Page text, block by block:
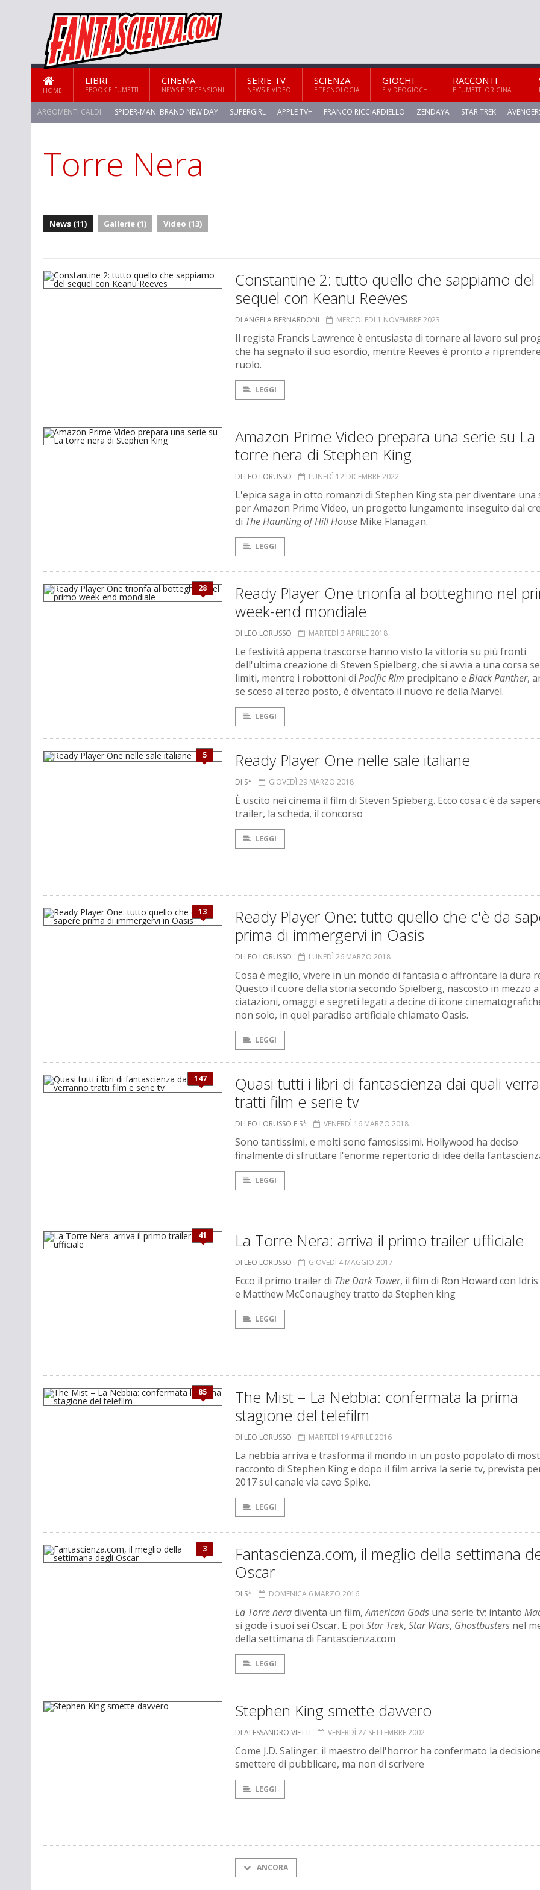
HOME
LIBRI
EBOOK E FUMETTI
CINEMA
NEWS E RECENSIONI
SERIE TV
NEWS E VIDEO
SCIENZA
E TECNOLOGIA
GIOCHI
E VIDEOGIOCHI
RACCONTI
E FUMETTI ORIGINALI
ARGOMENTI CALDI: SPIDER-MAN: BRAND NEW DAY SUPERGIRL APPLE TV+ FRANCO RICCIARDIELLO ZENDAYA STAR TREK
Torre Nera
News (11) Gallerie (1) Video (13)
Constantine 2: tutto quello che sappiamo del
sequel con Keanu Reeves
DI ANGELA BERNARDONI MERCOLEDÌ 1 NOVEMBRE 2023
Il regista Francis Lawrence è entusiasta di tornare al lavoro sul
che ha segnato il suo esordio, mentre Reeves è pronto a
ruolo.
LEGGI
Amazon Prime Video prepara una serie su La
torre nera di Stephen King
DI LEO LORUSSO LUNEDÌ 12 DICEMBRE 2022
L'epica saga in otto romanzi di Stephen King sta per diventare una
per Amazon Prime Video, un progetto lungamente inseguito dal
di The Haunting of Hill House Mike Flanagan.
LEGGI
28
Ready Player One trionfa al botteghino nel
week-end mondiale
DI LEO LORUSSO MARTEDÌ 3 APRILE 2018
Le festività appena trascorse hanno visto la vittoria su più fronti
dell'ultima creazione di Steven Spielberg, che si avvia a una corsa
limiti, mentre i robottoni di Pacific Rim precipitano e Black Panther,
se sceso al terzo posto, è diventato il nuovo re della Marvel.
LEGGI
5 Ready Player One nelle sale italiane
DI S* GIOVEDÌ 29 MARZO 2018
È uscito nei cinema il film di Steven Spieberg. Ecco cosa c'è da
trailer, la scheda, il concorso
LEGGI
13
Ready Player One: tutto quello che c'è da
prima di immergervi in Oasis
DI LEO LORUSSO LUNEDÌ 26 MARZO 2018
Cosa è meglio, vivere in un mondo di fantasia o affrontare la dura
Questo il cuore della storia secondo Spielberg, nascosto in mezzo a
ciatazioni, omaggi e segreti legati a decine di icone
non solo, in quel paradiso artificiale chiamato Oasis.
LEGGI
147
Quasi tutti i libri di fantascienza dai quali
tratti film e serie tv
DI LEO LORUSSO E S* VENERDÌ 16 MARZO 2018
Sono tantissimi, e molti sono famosissimi. Hollywood ha deciso
finalmente di sfruttare l'enorme repertorio di idee della
LEGGI
41 La Torre Nera: arriva il primo trailer ufficiale
DI LEO LORUSSO GIOVEDÌ 4 MAGGIO 2017
Ecco il primo trailer di The Dark Tower, il film di Ron Howard con Idris
e Matthew McConaughey tratto da Stephen king
LEGGI
85
The Mist – La Nebbia: confermata la prima
stagione del telefilm
DI LEO LORUSSO MARTEDÌ 19 APRILE 2016
La nebbia arriva e trasforma il mondo in un posto popolato di
racconto di Stephen King e dopo il film arriva la serie tv, prevista
2017 sul canale via cavo Spike.
LEGGI
3
Fantascienza.com, il meglio della settimana
Oscar
DI S* DOMENICA 6 MARZO 2016
La Torre neradiventa un film,American Gods una serie tv; intanto
si gode i suoi sei Oscar. E poi Star Trek, Star Wars, Ghostbusters nel
della settimana di Fantascienza.com
LEGGI
Stephen King smette davvero
DI ALESSANDRO VIETTI VENERDÌ 27 SETTEMBRE 2002
Come J.D. Salinger: il maestro dell'horror ha confermato la
smettere di pubblicare, ma non di scrivere
LEGGI
ANCORA